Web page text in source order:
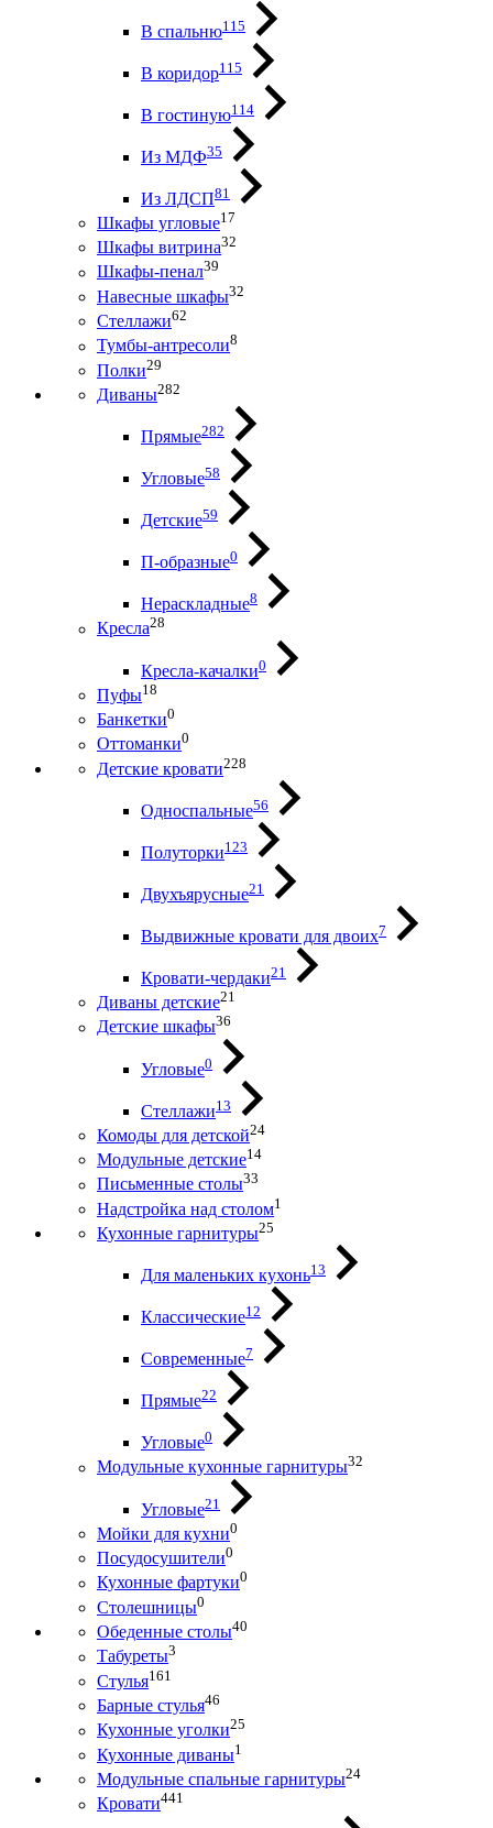
В спальню115
В коридор115
В гостиную114
Из МДФ35
Из ЛДСП81
Шкафы угловые17
Шкафы витрина32
Шкафы-пенал39
Навесные шкафы32
Стеллажи62
Тумбы-антресоли8
Полки29
Диваны282
Прямые282
Угловые58
Детские59
П-образные0
Нераскладные8
Кресла28
Кресла-качалки0
Пуфы18
Банкетки0
Оттоманки0
Детские кровати228
Односпальные56
Полуторки123
Двухъярусные21
Выдвижные кровати для двоих7
Кровати-чердаки21
Диваны детские21
Детские шкафы36
Угловые0
Стеллажи13
Комоды для детской24
Модульные детские14
Письменные столы33
Надстройка над столом1
Кухонные гарнитуры25
Для маленьких кухонь13
Классические12
Современные7
Прямые22
Угловые0
Модульные кухонные гарнитуры32
Угловые21
Мойки для кухни0
Посудосушители0
Кухонные фартуки0
Столешницы0
Обеденные столы40
Табуреты3
Стулья161
Барные стулья46
Кухонные уголки25
Кухонные диваны1
Модульные спальные гарнитуры24
Кровати441